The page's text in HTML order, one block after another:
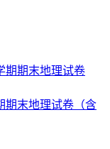
期末地理试卷（含